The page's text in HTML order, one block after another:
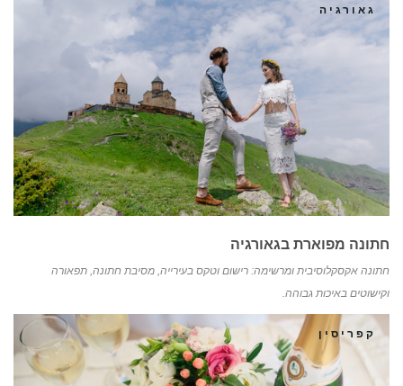
גאורגיה
חתונה מפוארת בגאורגיה
חתונה אקסקלוסיבית ומרשימה: רישום וטקס בעירייה, מסיבת חתונה, תפאורה
וקישוטים באיכות גבוהה.
קפריסין